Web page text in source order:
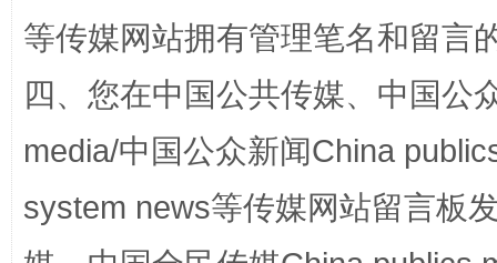
等传媒网站拥有管理笔名和留言
四、您在中国公共传媒、中国公
media/中国公众新闻China
system news等传媒网站留言板